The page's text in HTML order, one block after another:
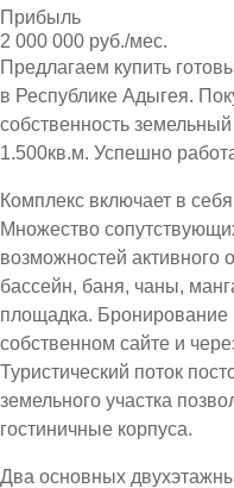
Прибыль
2 000 000 руб./мес.
Предлагаем купить
в Республике Адыгея.
собственность
1.500кв.м. Успешно
Комплекс включает в
Множество
возможностей активного
бассейн, баня, чаны,
площадка. Бронирование
собственном сайте и
Туристический поток
земельного участка
гостиничные корпуса.
Два основных